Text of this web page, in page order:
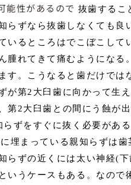
能性があるので 抜歯するこ
ずなら抜歯しなくても良
いるところはでこぼこして
腫れてきて痛むようになる
す。こうなると歯だけでは
が第2 大臼歯に向かって生
第2大臼歯との間にう蝕が
ずをすぐに抜く必要があ
埋まっている親知らずは歯
らずの近くには太い神経(
いうケースもある。なので